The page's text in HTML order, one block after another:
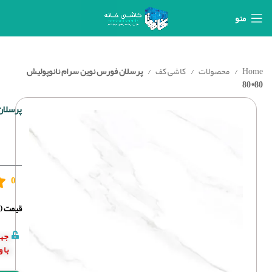
منو
Home محصولات کاشی کف پرسلان فورس نوین سرام نانوپولیش
80*80
0
قیمت